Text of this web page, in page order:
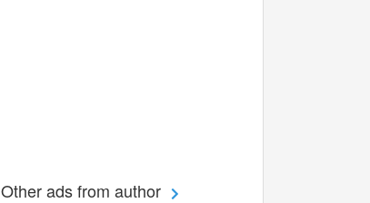
Other ads from author